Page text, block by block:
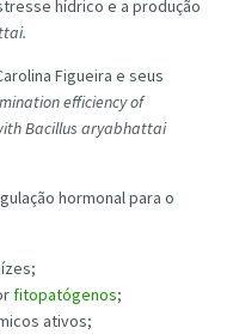
hídrico e a produção
Figueira e seus
efficiency of
Bacillus aryabhattai
hormonal para o
fitopatógenos;
ativos;